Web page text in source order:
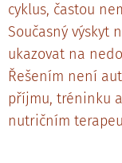
cyklus, častou
Současný výskyt
ukazovat na
Řešením není
příjmu, tréninku
nutričním